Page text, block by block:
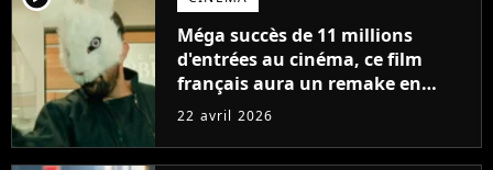
Méga succès de 11 millions
d'entrées au cinéma, ce film
français aura un remake en
septembre et son réalisateur
22 avril 2026